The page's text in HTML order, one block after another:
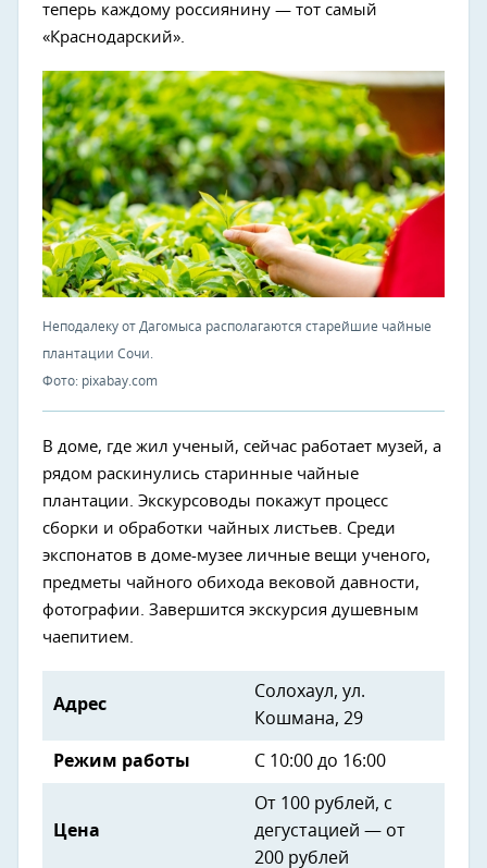
теперь каждому россиянину — тот самый
«Краснодарский».
Неподалеку от Дагомыса располагаются старейшие чайные
плантации Сочи.
Фото: pixabay.com
В доме, где жил ученый, сейчас работает музей, а
рядом раскинулись старинные чайные
плантации. Экскурсоводы покажут процесс
сборки и обработки чайных листьев. Среди
экспонатов в доме-музее личные вещи ученого,
предметы чайного обихода вековой давности,
фотографии. Завершится экскурсия душевным
чаепитием.
Адрес
Солохаул, ул.
Кошмана, 29
Режим работы С 10:00 до 16:00
Цена
От 100 рублей, с
дегустацией — от
200 рублей